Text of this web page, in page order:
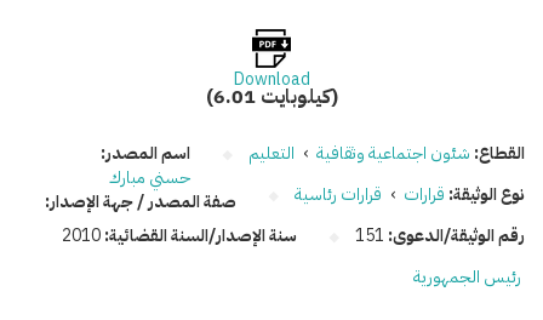
Download
(6.01 كيلوبايت)
القطاع: شئون اجتماعية وثقافية › التعليم
نوع الوثيقة: قرارات › قرارات رئاسية
رقم الوثيقة/الدعوى: 151 سنة الإصدار/السنة القضائية:2010
اسم المصدر:
حسني مبارك
صفة المصدر / جهة الإصدار:
رئيس الجمهورية